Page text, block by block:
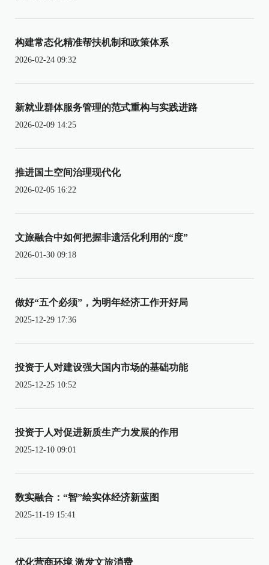
构建常态化精准帮扶机制和政策体系
2026-02-24 09:32
新就业群体服务管理的范式重构与实践进路
2026-02-09 14:25
推进国土空间治理现代化
2026-02-05 16:22
文旅融合中如何把握非遗活化利用的“度”
2026-01-30 09:18
做好“五个必须”，为明年经济工作开好局
2025-12-29 17:36
投资于人对建设强大国内市场的基础功能
2025-12-25 10:52
投资于人对促进新质生产力发展的作用
2025-12-10 09:01
数实融合：“智”绘实体经济新蓝图
2025-11-19 15:41
优化营商环境 激发文旅消费